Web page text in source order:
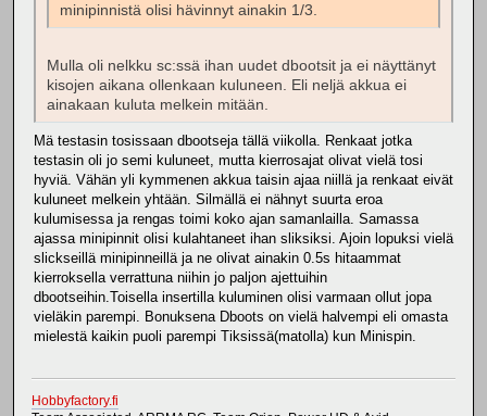
minipinnistä olisi hävinnyt ainakin 1/3.
Mulla oli nelkku sc:ssä ihan uudet dbootsit ja ei näyttänyt
kisojen aikana ollenkaan kuluneen. Eli neljä akkua ei
ainakaan kuluta melkein mitään.
Mä testasin tosissaan dbootseja tällä viikolla. Renkaat jotka
testasin oli jo semi kuluneet, mutta kierrosajat olivat vielä tosi
hyviä. Vähän yli kymmenen akkua taisin ajaa niillä ja renkaat eivät
kuluneet melkein yhtään. Silmällä ei nähnyt suurta eroa
kulumisessa ja rengas toimi koko ajan samanlailla. Samassa
ajassa minipinnit olisi kulahtaneet ihan sliksiksi. Ajoin lopuksi vielä
slickseillä minipinneillä ja ne olivat ainakin 0.5s hitaammat
kierroksella verrattuna niihin jo paljon ajettuihin
dbootseihin.Toisella insertilla kuluminen olisi varmaan ollut jopa
vieläkin parempi. Bonuksena Dboots on vielä halvempi eli omasta
mielestä kaikin puoli parempi Tiksissä(matolla) kun Minispin.
Hobbyfactory.fi